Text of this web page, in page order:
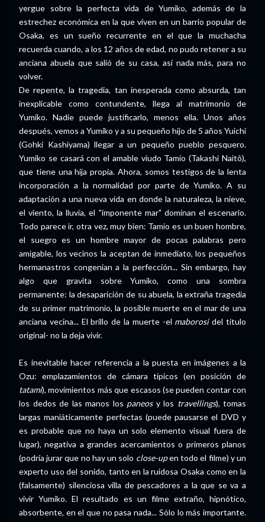
yergue sobre la perfecta vida de Yumiko, además de la
estrechez económica en la que viven en un barrio popular de
Osaka, es un sueño recurrente en el que la muchacha
recuerda cuando, a los 12 años de edad, no pudo retener a su
anciana abuela que salió de su casa, así nada más, para no
volver.
De repente, la tragedia, tan inesperada como absurda, tan
inexplicable como contundente, llega al matrimonio de
Yumiko. Nadie puede justificarlo, menos ella. Unos años
después, vemos a Yumiko y a su pequeño hijo de 5 años Yuichi
(Gohki Kashiyama) llegar a un pequeño pueblo pesquero.
Yumiko se casará con el amable viudo Tamio (Takashi Naitô),
que tiene una hija propia. Ahora, somos testigos de la lenta
incorporación a la normalidad por parte de Yumiko. A su
adaptación a una nueva vida en donde la naturaleza, la nieve,
el viento, la lluvia, el "imponente mar" dominan el escenario.
Todo parece ir, otra vez, muy bien: Tamio es un buen hombre,
el suegro es un hombre mayor de pocas palabras pero
amigable, los vecinos la aceptan de inmediato, los pequeños
hermanastros congenian a la perfección... Sin embargo, hay
algo que gravita sobre Yumiko, como una sombra
permanente: la desaparición de su abuela, la extraña tragedia
de su primer matrimonio, la posible muerte en el mar de una
anciana vecina... El brillo de la muerte -el maborosidel título
original- no la deja vivir.
Es inevitable hacer referencia a la puesta en imágenes a la
Ozu: emplazamientos de cámara típicos (en posición de
tatami), movimientos más que escasos (se pueden contar con
los dedos de las manos los paneosy los travellings), tomas
largas maniáticamente perfectas (puede pausarse el DVD y
es probable que no haya un solo elemento visual fuera de
lugar), negativa a grandes acercamientos o primeros planos
(podría jurar que no hay un solo close-upen todo el filme) y un
experto uso del sonido, tanto en la ruidosa Osaka como en la
(falsamente) silenciosa villa de pescadores a la que se va a
vivir Yumiko. El resultado es un filme extraño, hipnótico,
absorbente, en el que no pasa nada... Sólo lo más importante.